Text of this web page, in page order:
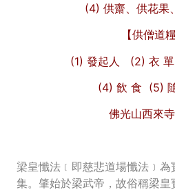
(4) 供齋、供花果
【供僧道糧
(1) 發起人 (2) 衣
(4) 飲 食 (5)
佛光山西來
梁皇懺法﹝即慈悲道場懺法﹞
集。肇始於梁武帝，故俗稱梁